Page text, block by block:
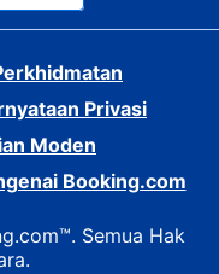
Privasi
Moden
Booking.com
Semua Hak